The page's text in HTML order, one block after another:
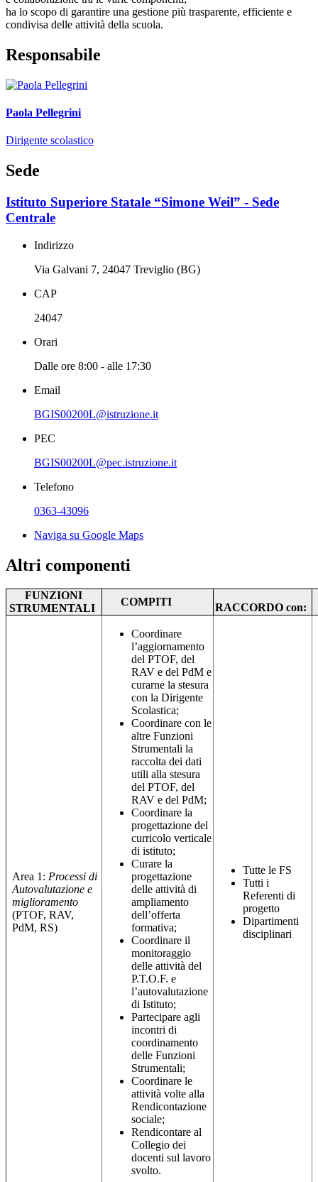
ha lo scopo di garantire una gestione più trasparente, efficiente e
condivisa delle attività della scuola.
Responsabile
Paola Pellegrini
Dirigente scolastico
Sede
Istituto Superiore Statale “Simone Weil” - Sede
Centrale
Indirizzo
Via Galvani 7, 24047 Treviglio (BG)
CAP
24047
Orari
Dalle ore 8:00 - alle 17:30
Email
BGIS00200L@istruzione.it
PEC
BGIS00200L@pec.istruzione.it
Telefono
0363-43096
Naviga su Google Maps
Altri componenti
FUNZIONI
STRUMENTALI
COMPITI RACCORDO con:
Area 1: Processi di
Autovalutazione e
miglioramento
(PTOF, RAV,
PdM, RS)
Coordinare
l’aggiornamento
del PTOF, del
RAV e del PdM e
curarne la stesura
con la Dirigente
Scolastica;
Coordinare con le
altre Funzioni
Strumentali la
raccolta dei dati
utili alla stesura
del PTOF, del
RAV e del PdM;
Coordinare la
progettazione del
curricolo verticale
di istituto;
Curare la
progettazione
delle attività di
ampliamento
dell’offerta
formativa;
Coordinare il
monitoraggio
delle attività del
P.T.O.F. e
l’autovalutazione
di Istituto;
Partecipare agli
incontri di
coordinamento
delle Funzioni
Strumentali;
Coordinare le
attività volte alla
Rendicontazione
sociale;
Rendicontare al
Collegio dei
docenti sul lavoro
svolto.
Tutte le FS
Tutti i
Referenti di
progetto
Dipartimenti
disciplinari